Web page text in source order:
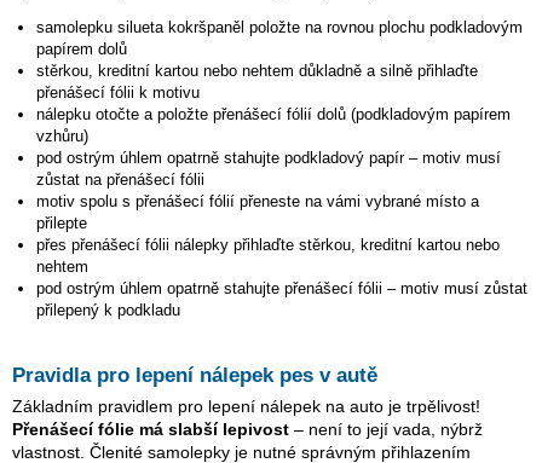
samolepku silueta kokršpaněl položte na rovnou plochu podkladovým
papírem dolů
stěrkou, kreditní kartou nebo nehtem důkladně a silně přihlaďte
přenášecí fólii k motivu
nálepku otočte a položte přenášecí fólií dolů (podkladovým papírem
vzhůru)
pod ostrým úhlem opatrně stahujte podkladový papír – motiv musí
zůstat na přenášecí fólii
motiv spolu s přenášecí fólií přeneste na vámi vybrané místo a
přilepte
přes přenášecí fólii nálepky přihlaďte stěrkou, kreditní kartou nebo
nehtem
pod ostrým úhlem opatrně stahujte přenášecí fólii – motiv musí zůstat
přilepený k podkladu
Pravidla pro lepení nálepek pes v autě
Základním pravidlem pro lepení nálepek na auto je trpělivost!
Přenášecí fólie má slabší lepivost – není to její vada, nýbrž
vlastnost. Členité samolepky je nutné správným přihlazením